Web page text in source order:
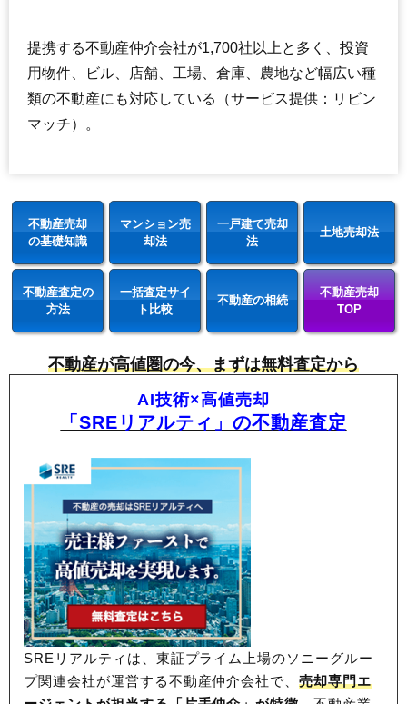
提携する不動産仲介会社が1,700社以上と多く、投資
用物件、ビル、店舗、工場、倉庫、農地など幅広い種
類の不動産にも対応している（サービス提供：リビン
マッチ）。
不動産売却
の基礎知識
マンション売
却法
一戸建て売却
法
土地売却法
不動産査定の
方法
一括査定サイ
ト比較
不動産の相続
不動産売却
TOP
不動産が高値圏の今、まずは無料査定から
AI技術×高値売却
「SREリアルティ」の不動産査定
SREリアルティは、東証プライム上場のソニーグルー
プ関連会社が運営する不動産仲介会社で、売却専門エ